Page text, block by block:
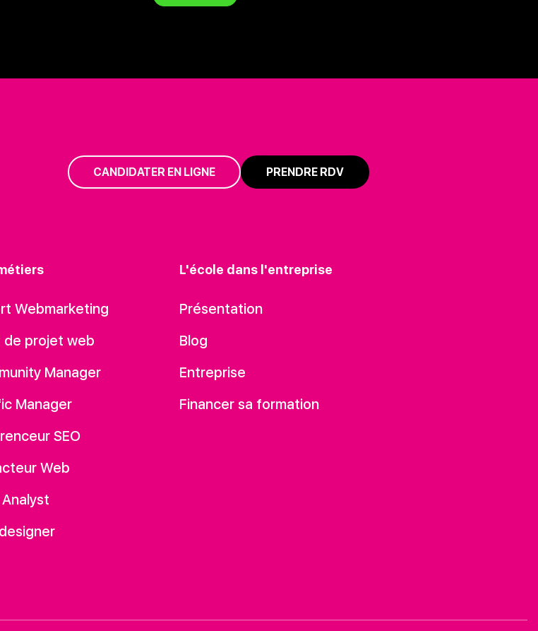
CANDIDATER EN LIGNE PRENDRE RDV
Webmarketing
de projet web
Manager
Manager
SEO
Web
L'école dans l'entreprise
Présentation
Blog
Entreprise
Financer sa formation